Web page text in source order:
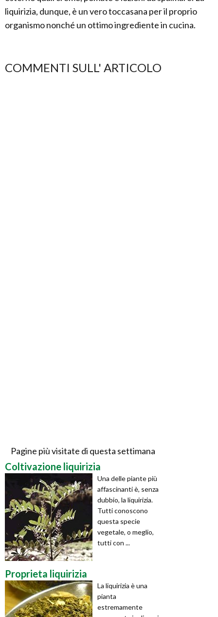
liquirizia, dunque, è un vero toccasana per il proprio
organismo nonché un ottimo ingrediente in cucina.
COMMENTI SULL' ARTICOLO
Pagine più visitate di questa settimana
Coltivazione liquirizia
Una delle piante più
affascinanti è, senza
dubbio, la liquirizia.
Tutti conoscono
questa specie
vegetale, o meglio,
tutti con ...
Proprieta liquirizia
La liquirizia è una
pianta
estremamente